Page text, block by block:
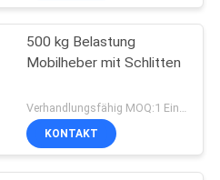
500 kg Belastung
Mobilheber mit Schlitten
Verhandlungsfähig MOQ:1 Einheit
KONTAKT